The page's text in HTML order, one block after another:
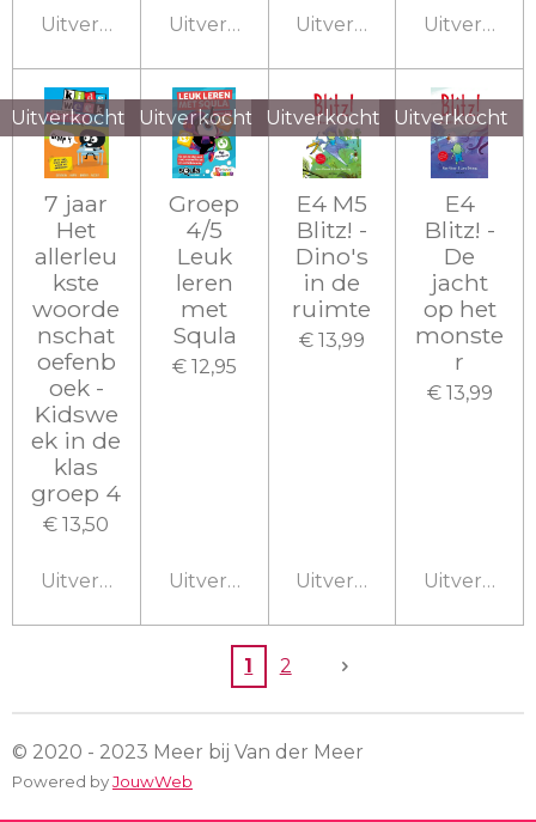
Uitverkocht Uitverkocht Uitverkocht
Uitverkocht
7 jaar
Het
allerleu
kste
woorde
nschat
oefenb
oek -
Kidswe
ek in de
klas
groep 4
€ 13,50
Uitverkocht
Uitverkocht
Groep
4/5
Leuk
leren
met
Squla
€ 12,95
Uitverkocht
Uitverkocht
E4 M5
Blitz! -
Dino's
in de
ruimte
€ 13,99
Uitverkocht
Uitverkocht
E4
Blitz! -
De
jacht
op het
monste
r
€ 13,99
1 2
© 2020 - 2023 Meer bij Van der Meer
Powered byJouwWeb